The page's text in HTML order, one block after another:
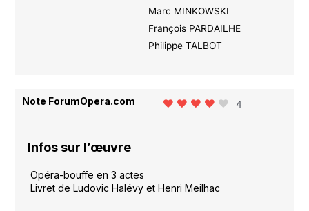
Marc MINKOWSKI
François PARDAILHE
Philippe TALBOT
Note ForumOpera.com 4
Infos sur l’œuvre
Opéra-bouffe en 3 actes
Livret de Ludovic Halévy et Henri Meilhac